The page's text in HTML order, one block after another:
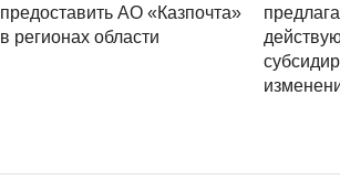
предоставить АО «Казпочта»
в регионах области